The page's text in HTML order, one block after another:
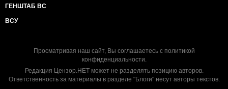
ГЕНШТАБ ВС
ВСУ
Просматривая наш сайт, Вы соглашаетесь с политикой
конфиденциальности.
Редакция Цензор.НЕТ может не разделять позицию авторов.
Ответственность за материалы в разделе "Блоги" несут авторы текстов.